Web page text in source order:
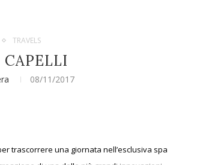
TRAVELS
08/11/2017
trascorrere una giornata nell’esclusiva spa